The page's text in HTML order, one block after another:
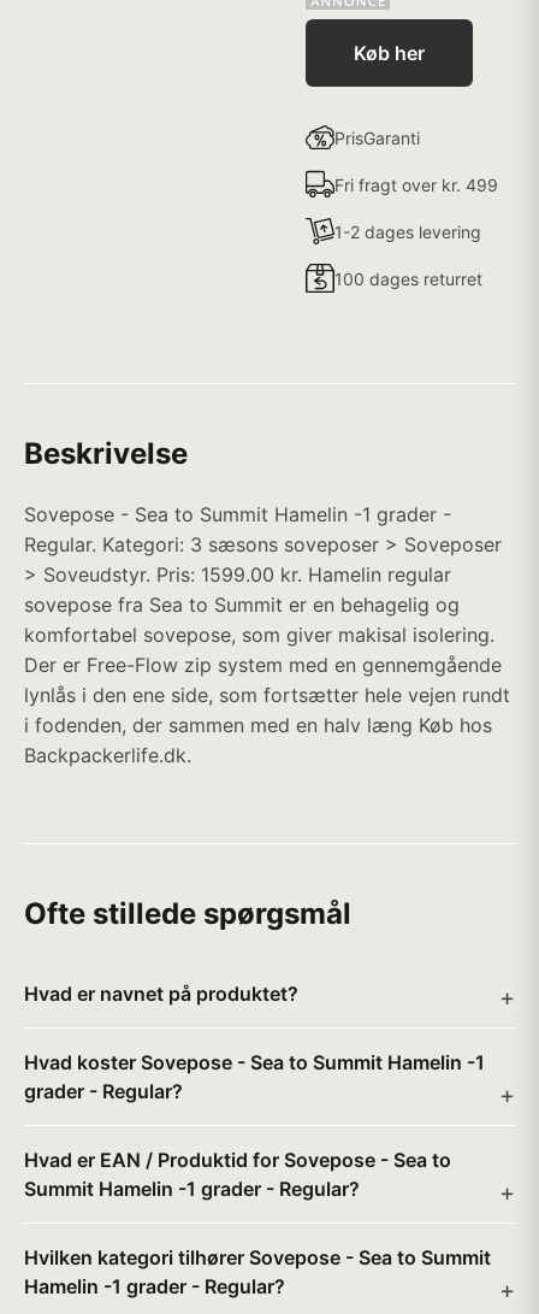
Køb her
PrisGaranti
Fri fragt over kr. 499
1-2 dages levering
100 dages returret
Beskrivelse
Sovepose - Sea to Summit Hamelin -1 grader -
Regular. Kategori: 3 sæsons soveposer > Soveposer
> Soveudstyr. Pris: 1599.00 kr. Hamelin regular
sovepose fra Sea to Summit er en behagelig og
komfortabel sovepose, som giver makisal isolering.
Der er Free-Flow zip system med en gennemgående
lynlås i den ene side, som fortsætter hele vejen rundt
i fodenden, der sammen med en halv læng Køb hos
Backpackerlife.dk.
Ofte stillede spørgsmål
Hvad er navnet på produktet?
Hvad koster Sovepose - Sea to Summit Hamelin -1
grader - Regular?
Hvad er EAN / Produktid for Sovepose - Sea to
Summit Hamelin -1 grader - Regular?
Hvilken kategori tilhører Sovepose - Sea to Summit
Hamelin -1 grader - Regular?